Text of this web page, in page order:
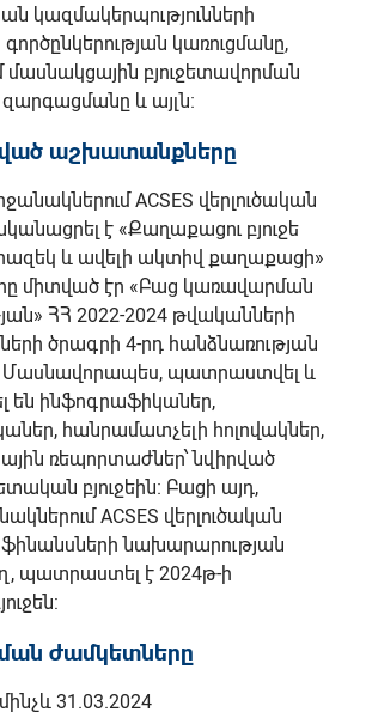
կազմակերպությունների
գործընկերության կառուցմանը,
բյուջետավորման
և այլն։
աշխատանքները
ACSES վերլուծական
է «Քաղաքացու բյուջե
և ավելի ակտիվ քաղաքացի»
միտված էր «Բաց կառավարման
ՀՀ 2022-2024 թվականների
ծրագրի 4-րդ հանձնառության
պատրաստվել և
են ինֆոգրաֆիկաներ,
հանրամատչելի հոլովակներ,
ռեպորտաժներ՝ նվիրված
բյուջեին։ Բացի այդ,
ACSES վերլուծական
ֆինանսների նախարարության
պատրաստել է 2024թ-ի
ժամկետները
31.03.2024